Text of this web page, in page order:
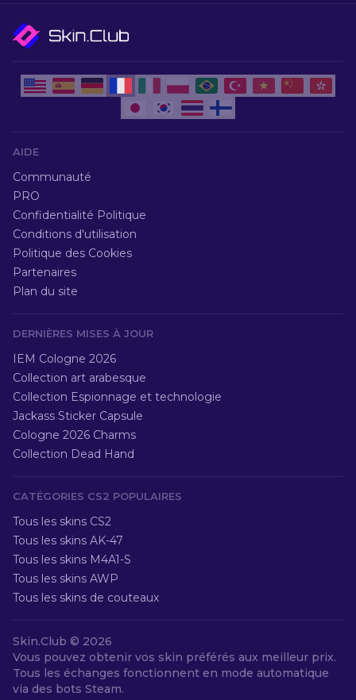
AIDE
Communauté
PRO
Confidentialité Politique
Conditions d'utilisation
Politique des Cookies
Partenaires
Plan du site
DERNIÈRES MISES À JOUR
IEM Cologne 2026
Collection art arabesque
Collection Espionnage et technologie
Jackass Sticker Capsule
Cologne 2026 Charms
Collection Dead Hand
CATÉGORIES CS2 POPULAIRES
Tous les skins CS2
Tous les skins AK-47
Tous les skins M4A1-S
Tous les skins AWP
Tous les skins de couteaux
Skin.Club © 2026
Vous pouvez obtenir vos skin préférés aux meilleur prix.
Tous les échanges fonctionnent en mode automatique
via des bots Steam.